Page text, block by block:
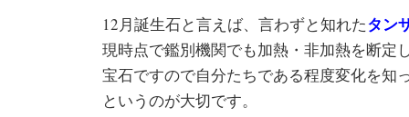
12月誕生石と言えば、言わずと知れたタン
現時点で鑑別機関でも加熱・非加熱を断定
宝石ですので自分たちである程度変化を知
というのが大切です。